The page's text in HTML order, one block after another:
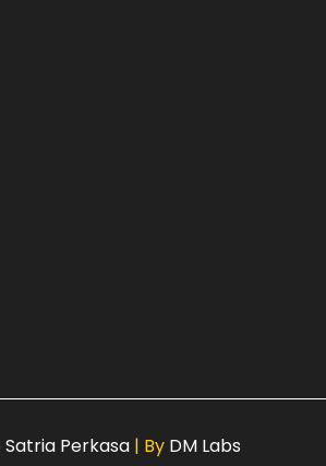
Satria Perkasa | By DM Labs